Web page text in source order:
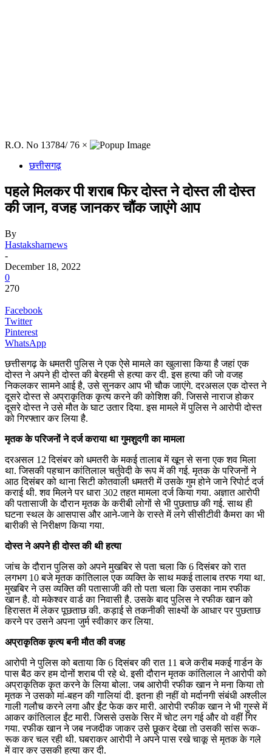
R.O. No 13784/ 76 ×
छत्तीसगढ़
पहले मिलकर पी शराब फिर दोस्त ने दोस्त ली दोस्त
की जान, वजह जानकर चौंक जाएंगे आप
By
Hastaksharnews
-
December 18, 2022
0
270
Facebook
Twitter
Pinterest
WhatsApp
छत्तीसगढ़ के धमतरी पुलिस ने एक ऐसे मामले का खुलासा किया है जहां एक
दोस्त ने अपने ही दोस्त की बेरहमी से हत्या कर दी. इस हत्या की जो वजह
निकलकर सामने आई है, उसे सुनकर आप भी चौक जाएंगे. दरअसल एक दोस्त ने
दूसरे दोस्त से अप्राकृतिक कृत्य करने की कोशिश की. जिससे नाराज होकर
दूसरे दोस्त ने उसे मौत के घाट उतार दिया. इस मामले में पुलिस ने आरोपी दोस्त
को गिरफ्तार कर लिया है.
मृतक के परिजनों ने दर्ज कराया था गुमशुदगी का मामला
दरअसल 12 दिसंबर को धमतरी के मकई तालाब में खून से सना एक शव मिला
था. जिसकी पहचान कांतिलाल चर्तुवेदी के रूप में की गई. मृतक के परिजनों ने
आठ दिसंबर को थाना सिटी कोतवाली धमतरी में उसके गुम होने जाने रिपोर्ट दर्ज
कराई थी. शव मिलने पर धारा 302 तहत मामला दर्ज किया गया. अज्ञात आरोपी
की पतासाजी के दौरान मृतक के करीबी लोगों से भी पुछताछ की गई. साथ ही
घटना स्थल के आसपास और आने-जाने के रास्ते में लगे सीसीटीवी कैमरा का भी
बारीकी से निरीक्षण किया गया.
दोस्त ने अपने ही दोस्त की थी हत्या
जांच के दौरान पुलिस को अपने मुखबिर से पता चला कि 6 दिसंबर को रात
लगभग 10 बजे मृतक कांतिलाल एक व्यक्ति के साथ मकई तालाब तरफ गया था.
मुखबिर ने उस व्यक्ति की पतासाजी की तो पता चला कि उसका नाम रफीक
खान है. वो मकेश्वर वार्ड का निवासी है. उसके बाद पुलिस ने रफीक खान को
हिरासत में लेकर पूछताछ की. कड़ाई से तकनीकी साक्ष्यों के आधार पर पुछताछ
करने पर उसने अपना जुर्म स्वीकार कर लिया.
अप्राकृतिक कृत्य बनी मौत की वजह
आरोपी ने पुलिस को बताया कि 6 दिसंबर की रात 11 बजे करीब मकई गार्डन के
पास बैठ कर हम दोनों शराब पी रहे थे. इसी दौरान मृतक कांतिलाल ने आरोपी को
अप्राकृतिक कृत करने के लिया बोला. जब आरोपी रफीक खान ने मना किया तो
मृतक ने उसको मां-बहन की गालियां दी. इतना ही नहीं वो मर्दानगी संबंधी अश्लील
गाली गलौच करने लगा और ईंट फेक कर मारी. आरोपी रफीक खान ने भी गुस्से में
आकर कांतिलाल ईंट मारी. जिससे उसके सिर में चोट लग गई और वो वहीं गिर
गया. रफीक खान ने जब नजदीक जाकर उसे छूकर देखा तो उसकी सांस रूक-
रूक कर चल रही थी. घबराकर आरोपी ने अपने पास रखे चाकू से मृतक के गले
में वार कर उसकी हत्या कर दी.